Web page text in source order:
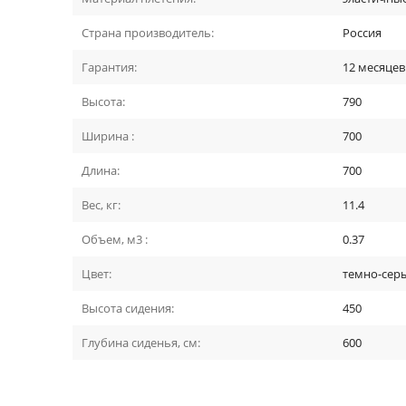
Страна производитель: Россия
Гарантия: 12 месяцев
Высота: 790
Ширина : 700
Длина: 700
Вес, кг: 11.4
Объем, м3 : 0.37
Цвет: темно-
Высота сидения: 450
Глубина сиденья, см: 600